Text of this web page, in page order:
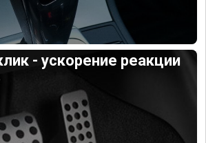
- ускорение реакции